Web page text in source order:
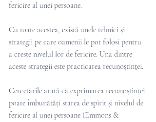
fericire al unei persoane.
Cu toate acestea, există unele tehnici și
strategii pe care oamenii le pot folosi pentru
a creste nivelul lor de fericire. Una dintre
aceste strategii este practicarea recunoștinței.
Cercetările arată că exprimarea recunoștinței
poate îmbunătăți starea de spirit și nivelul de
fericire al unei persoane (Emmons &